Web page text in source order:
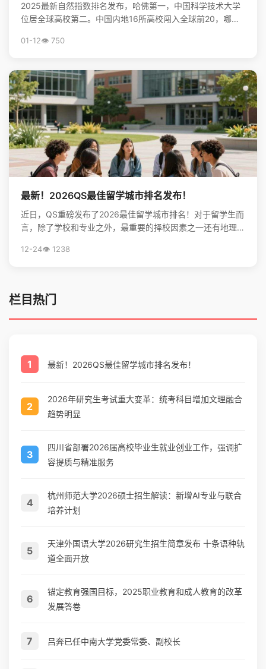
2025最新自然指数排名发布，哈佛第一，中国科学技术大学
位居全球高校第二。中国内地16所高校闯入全球前20，哪些
01-12👁️ 750
最新！2026QS最佳留学城市排名发布！
近日，QS重磅发布了2026最佳留学城市排名！对于留学生而
言，除了学校和专业之外，最重要的择校因素之一还有地理位
12-24👁️ 1238
栏目热门
1 最新！2026QS最佳留学城市排名发布！
2
2026年研究生考试重大变革：统考科目增加文理融合
趋势明显
3
四川省部署2026届高校毕业生就业创业工作，强调扩
容提质与精准服务
4
杭州师范大学2026硕士招生解读：新增AI专业与联合
培养计划
5
天津外国语大学2026研究生招生简章发布 十条语种轨
道全面开放
6
锚定教育强国目标，2025职业教育和成人教育的改革
发展答卷
7 吕奔已任中南大学党委常委、副校长